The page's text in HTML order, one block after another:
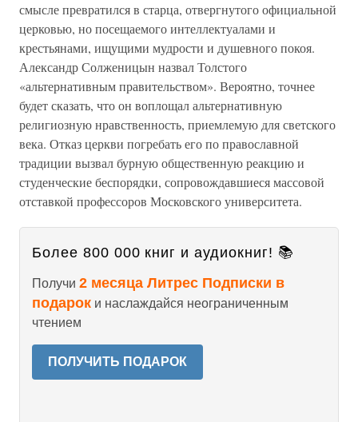
смысле превратился в старца, отвергнутого официальной
церковью, но посещаемого интеллектуалами и
крестьянами, ищущими мудрости и душевного покоя.
Александр Солженицын назвал Толстого
«альтернативным правительством». Вероятно, точнее
будет сказать, что он воплощал альтернативную
религиозную нравственность, приемлемую для светского
века. Отказ церкви погребать его по православной
традиции вызвал бурную общественную реакцию и
студенческие беспорядки, сопровождавшиеся массовой
отставкой профессоров Московского университета.
Более 800 000 книг и аудиокниг! 📚
Получи 2 месяца Литрес Подписки в
подарок и наслаждайся неограниченным
чтением
ПОЛУЧИТЬ ПОДАРОК